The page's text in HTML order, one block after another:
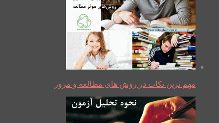
مهم ترین نکات در روش های مطالعه و مرور